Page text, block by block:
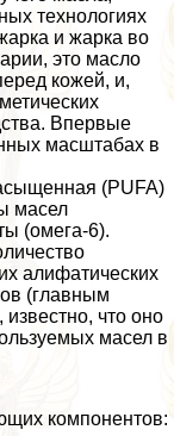
технологиях
и жарка во
это масло
кожей, и,
Впервые
масштабах в
(PUFA)
масел
(омега-6).
алифатических
(главным
что оно
масел в
компонентов: